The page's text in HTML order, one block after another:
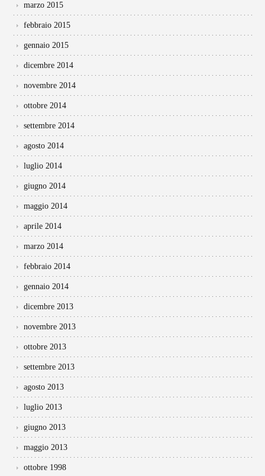
marzo 2015
febbraio 2015
gennaio 2015
dicembre 2014
novembre 2014
ottobre 2014
settembre 2014
agosto 2014
luglio 2014
giugno 2014
maggio 2014
aprile 2014
marzo 2014
febbraio 2014
gennaio 2014
dicembre 2013
novembre 2013
ottobre 2013
settembre 2013
agosto 2013
luglio 2013
giugno 2013
maggio 2013
ottobre 1998